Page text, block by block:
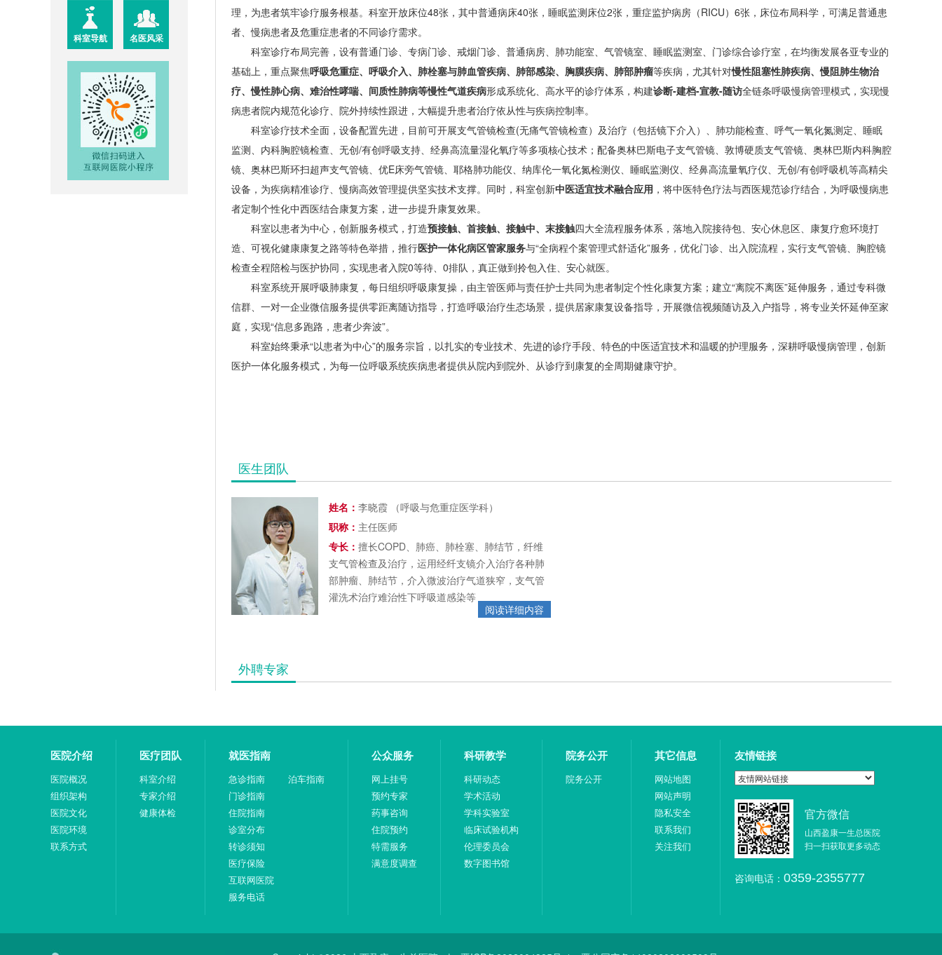
科室导航 名医风采
理，为患者筑牢诊疗服务根基。科室开放床位48张，其中普通病床40张，睡眠监测床位2张，重症监护病房（RICU）6张，床位布局科学，可满足普通患
者、慢病患者及危重症患者的不同诊疗需求。
科室诊疗布局完善，设有普通门诊、专病门诊、戒烟门诊、普通病房、肺功能室、气管镜室、睡眠监测室、门诊综合诊疗室，在均衡发展各亚专业的
基础上，重点聚焦呼吸危重症、呼吸介入、肺栓塞与肺血管疾病、肺部感染、胸膜疾病、肺部肿瘤等疾病，尤其针对慢性阻塞性肺疾病、慢阻肺生物治
疗、慢性肺心病、难治性哮喘、间质性肺病等慢性气道疾病形成系统化、高水平的诊疗体系，构建诊断-建档-宣教-随访全链条呼吸慢病管理模式，实现慢
病患者院内规范化诊疗、院外持续性跟进，大幅提升患者治疗依从性与疾病控制率。
科室诊疗技术全面，设备配置先进，目前可开展支气管镜检查(无痛气管镜检查）及治疗（包括镜下介入）、肺功能检查、呼气一氧化氮测定、睡眠
监测、内科胸腔镜检查、无创/有创呼吸支持、经鼻高流量湿化氧疗等多项核心技术；配备奥林巴斯电子支气管镜、敦博硬质支气管镜、奥林巴斯内科胸腔
镜、奥林巴斯环扫超声支气管镜、优E床旁气管镜、耶格肺功能仪、纳库伦一氧化氮检测仪、睡眠监测仪、经鼻高流量氧疗仪、无创/有创呼吸机等高精尖
设备，为疾病精准诊疗、慢病高效管理提供坚实技术支撑。同时，科室创新中医适宜技术融合应用 ，将中医特色疗法与西医规范诊疗结合，为呼吸慢病患
者定制个性化中西医结合康复方案，进一步提升康复效果。
科室以患者为中心，创新服务模式，打造预接触、首接触、接触中、末接触四大全流程服务体系，落地入院接待包、安心休息区、康复疗愈环境打
造、可视化健康康复之路等特色举措，推行医护一体化病区管家服务与“全病程个案管理式舒适化”服务，优化门诊、出入院流程，实行支气管镜、胸腔镜
检查全程陪检与医护协同，实现患者入院0等待、0排队，真正做到拎包入住、安心就医。
科室系统开展呼吸肺康复，每日组织呼吸康复操，由主管医师与责任护士共同为患者制定个性化康复方案；建立“离院不离医”延伸服务，通过专科微
信群、一对一企业微信服务提供零距离随访指导，打造呼吸治疗生态场景，提供居家康复设备指导，开展微信视频随访及入户指导，将专业关怀延伸至家
庭，实现“信息多跑路，患者少奔波”。
科室始终秉承“以患者为中心”的服务宗旨，以扎实的专业技术、先进的诊疗手段、特色的中医适宜技术和温暖的护理服务，深耕呼吸慢病管理，创新
医护一体化服务模式，为每一位呼吸系统疾病患者提供从院内到院外、从诊疗到康复的全周期健康守护。
医生团队
姓名： 李晓霞
（呼吸与危重症医学科）
职称： 主任医师
专长： 擅长COPD、肺癌、肺栓塞、肺结节，纤维
支气管检查及治疗，运用经纤支镜介入治疗各种肺
部肿瘤、肺结节，介入微波治疗气道狭窄，支气管
灌洗术治疗难治性下呼吸道感染等
阅读详细内容
外聘专家
医院介绍
医院概况
组织架构
医院文化
医院环境
联系方式
医疗团队
科室介绍
专家介绍
健康体检
就医指南
急诊指南
门诊指南
住院指南
诊室分布
转诊须知
医疗保险
互联网医院
服务电话
泊车指南
公众服务
网上挂号
预约专家
药事咨询
住院预约
特需服务
满意度调查
科研教学
科研动态
学术活动
学科实验室
临床试验机构
伦理委员会
数字图书馆
院务公开
院务公开
其它信息
网站地图
网站声明
隐私安全
联系我们
关注我们
友情链接
官方微信
山西盈康一生总医院
扫一扫获取更多动态
咨询电话： 0359-2355777